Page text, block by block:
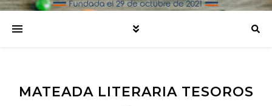
MATEADA LITERARIA TESOROS